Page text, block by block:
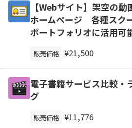
【Webサイト】架空の
ホームページ 各種スク
ポートフォリオに活用可
販売価格 ¥21,500
電子書籍サービス比較・
グ
販売価格 ¥11,776